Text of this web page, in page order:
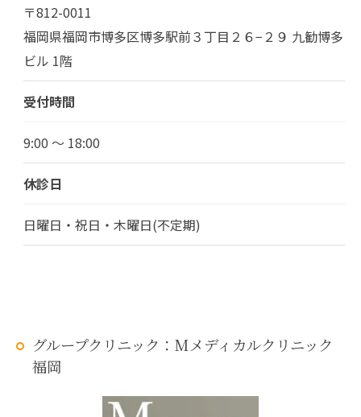
〒812-0011
福岡県福岡市博多区博多駅前３丁目２６−２９ 九勧博多
ビル 1階
受付時間
9:00 ～ 18:00
休診日
日曜日・祝日・木曜日(不定期)
グループクリニック：Mメディカルクリニック
福岡